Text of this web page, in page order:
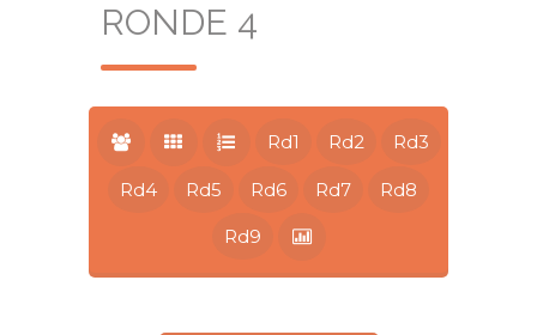
RONDE 4
Rd1 Rd2 Rd3
Rd4 Rd5 Rd6 Rd7 Rd8
Rd9